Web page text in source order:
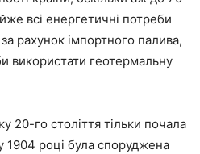
всі енергетичні потреби
рахунок імпортного палива,
використати геотермальну
20-го століття тільки почала
1904 році була споруджена